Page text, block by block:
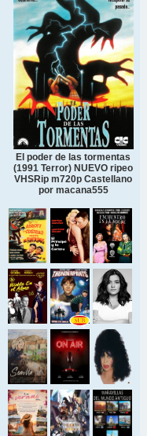
El poder de las tormentas
(1991 Terror) NUEVO ripeo
VHSRip m720p Castellano
por macana555